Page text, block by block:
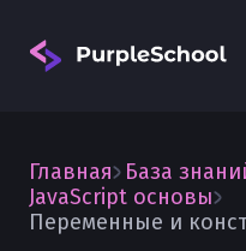
Главная База
JavaScript основы